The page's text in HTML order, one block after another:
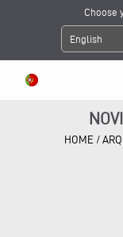
Choose
English
HOME /